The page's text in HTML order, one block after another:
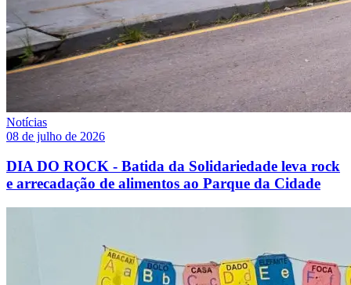
Notícias
08 de julho de 2026
DIA DO ROCK - Batida da Solidariedade leva rock
e arrecadação de alimentos ao Parque da Cidade